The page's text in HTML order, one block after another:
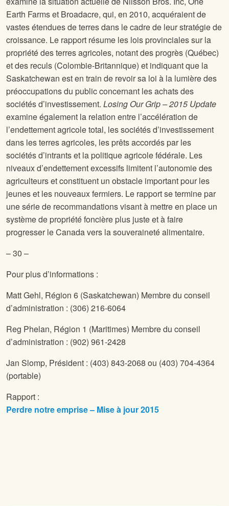
Earth Farms et Broadacre, qui, en 2010, acquéraient de
vastes étendues de terres dans le cadre de leur stratégie de
croissance. Le rapport résume les lois provinciales sur la
propriété des terres agricoles, notant des progrès (Québec)
et des reculs (Colombie-Britannique) et indiquant que la
Saskatchewan est en train de revoir sa loi à la lumière des
préoccupations du public concernant les achats des
sociétés d’investissement. Losing Our Grip – 2015 Update
examine également la relation entre l’accélération de
l’endettement agricole total, les sociétés d’investissement
dans les terres agricoles, les prêts accordés par les
sociétés d’intrants et la politique agricole fédérale. Les
niveaux d’endettement excessifs limitent l’autonomie des
agriculteurs et constituent un obstacle important pour les
jeunes et les nouveaux fermiers. Le rapport se termine par
une série de recommandations visant à mettre en place un
système de propriété foncière plus juste et à faire
progresser le Canada vers la souveraineté alimentaire.
– 30 –
Pour plus d’informations :
Matt Gehl, Région 6 (Saskatchewan) Membre du conseil
d’administration : (306) 216-6064
Reg Phelan, Région 1 (Maritimes) Membre du conseil
d’administration : (902) 961-2428
Jan Slomp, Président : (403) 843-2068 ou (403) 704-4364
(portable)
Rapport :
Perdre notre emprise – Mise à jour 2015